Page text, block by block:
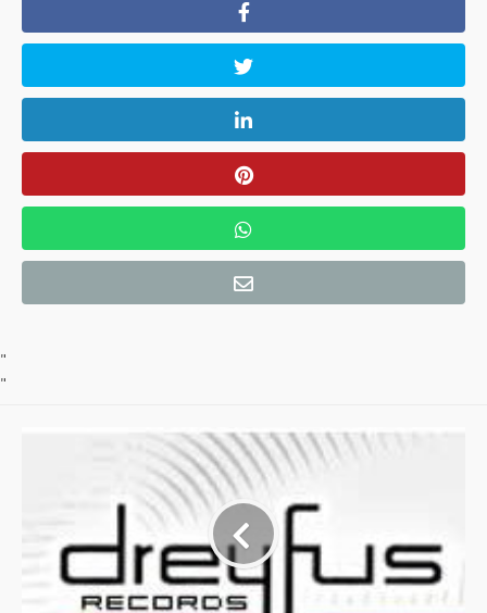
"
"